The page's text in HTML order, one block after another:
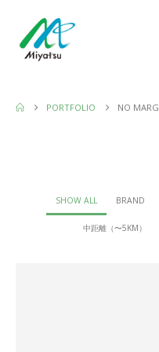
PORTFOLIO NO
SHOW ALL BRAND
中距離（〜5KM）